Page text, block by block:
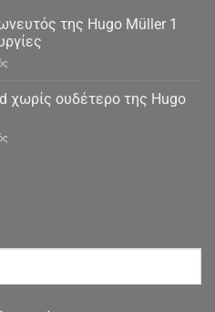
της Hugo Müller 1
στο
χωνευτός
της
Müller
χωρίς ουδέτερο της Hugo
στο
Hugo